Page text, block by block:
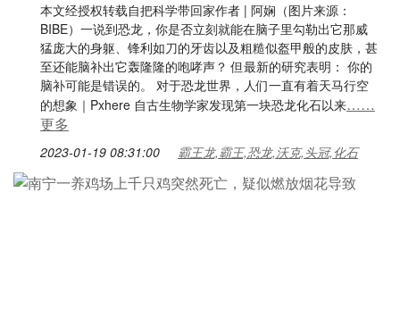
本文经授权转载自把科学带回家作者 | 阿娴（图片来源：
BIBE）‍‍一说到恐龙，你是否立刻就能在脑子里勾勒出它那威
猛庞大的身躯、锋利如刀的牙齿以及粗糙似盔甲般的皮肤，甚
至还能脑补出它轰隆隆的咆哮声？ 但最新的研究表明： 你的
脑补可能是错误的。 对于恐龙世界，人们一直有着天马行空
的想象｜Pxhere 自古生物学家发现第一块恐龙化石以来……
更多
2023-01-19 08:31:00 霸王龙,霸王,恐龙,沃克,头冠,化石